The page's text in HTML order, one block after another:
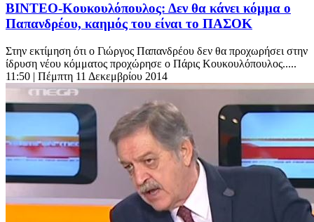
ΒΙΝΤΕΟ-Κουκουλόπουλος: Δεν θα κάνει κόμμα ο
Παπανδρέου, καημός του είναι το ΠΑΣΟΚ
Στην εκτίμηση ότι ο Γιώργος Παπανδρέου δεν θα προχωρήσει στην
ίδρυση νέου κόμματος προχώρησε ο Πάρις Κουκουλόπουλος.....
11:50 | Πέμπτη 11 Δεκεμβρίου 2014